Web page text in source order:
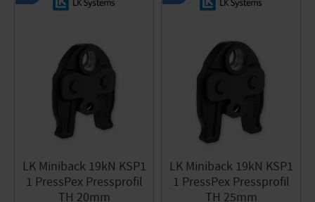
LK Miniback 19kN KSP1
1 PressPex Pressprofil
TH 20mm
LK Miniback 19kN KSP1
1 PressPex Pressprofil
TH 25mm